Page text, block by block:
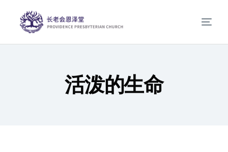
活泼的生命